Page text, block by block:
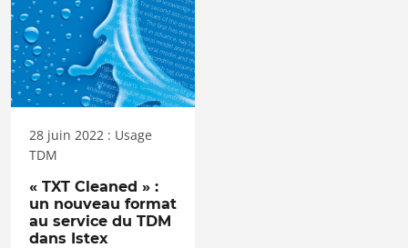
28 juin 2022 : Usage
TDM
« TXT Cleaned » :
un nouveau format
au service du TDM
dans Istex